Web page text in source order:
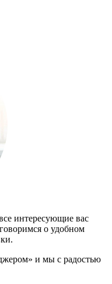
интересующие вас
о удобном
и мы с радостью